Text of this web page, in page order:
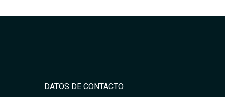
DATOS DE CONTACTO